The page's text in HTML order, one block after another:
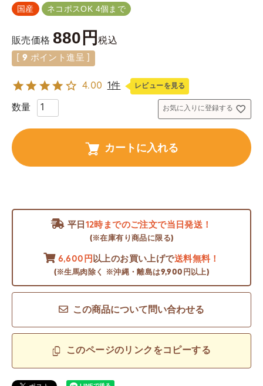
国産 ネコポスOK 4個まで
販売価格 880 税込
9 ポイント進呈 ]
4.00 1件 レビューを見る
お気に入りに登録する
カートに入れる
平日 12時までのご注文で当日発送！
(※在庫有り商品に限る)
6,600円 以上のお買い上げで送料無料！
(※生馬肉除く ※沖縄・離島は9,900円以上)
この商品について問い合わせる
このページのリンクをコピーする